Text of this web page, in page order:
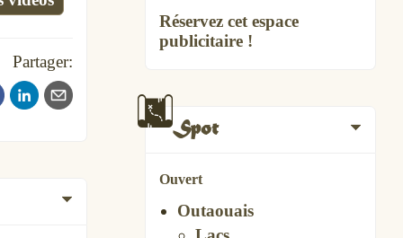
Réservez cet espace
publicitaire !
Spot
Ouvert
Outaouais
Partager: